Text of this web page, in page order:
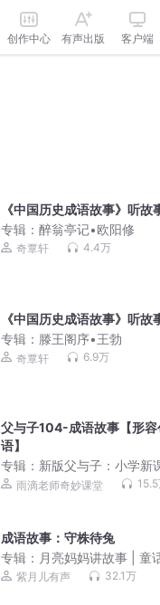
创作中心 有声出版 客户端
《中国历史成语故事》听故
专辑：醉翁亭记•欧阳修
奇覃轩 4.4万
《中国历史成语故事》听故
专辑： 滕王阁序•王勃
奇覃轩 6.9万
父与子104-成语故事【形容
语】
专辑： 新版父与子：小学新
语 雨滴老师奇妙课堂
成语故事：守株待兔
专辑： 月亮妈妈讲故事 | 童
紫月儿有声 32.1万